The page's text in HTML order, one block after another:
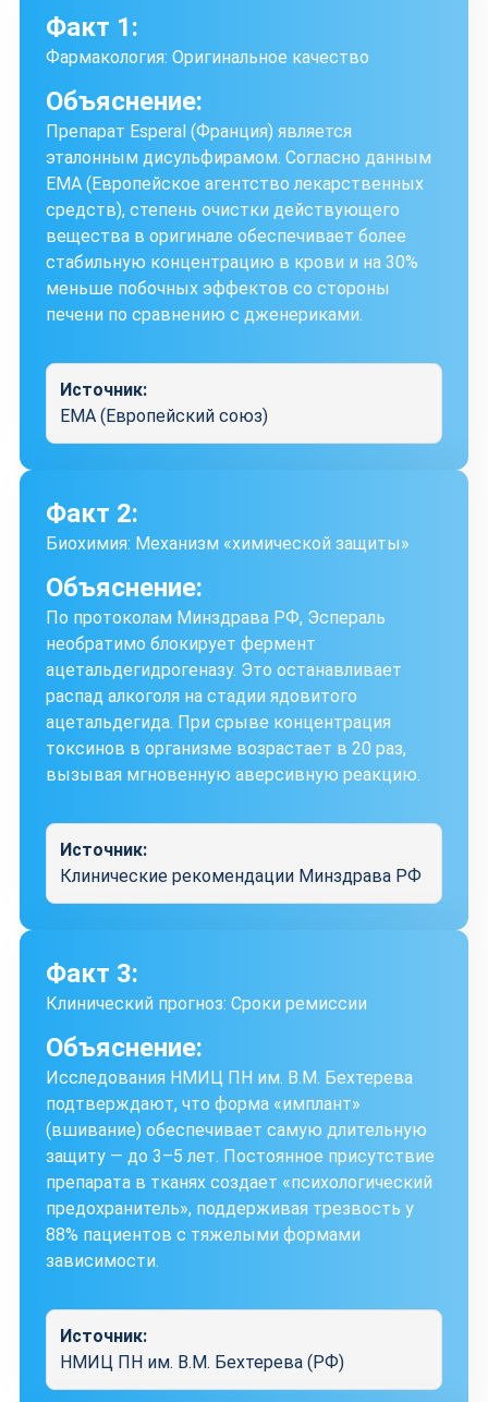
Факт 1:
Фармакология: Оригинальное качество
Объяснение:
Препарат Esperal (Франция) является
эталонным дисульфирамом. Согласно данным
EMA (Европейское агентство лекарственных
средств), степень очистки действующего
вещества в оригинале обеспечивает более
стабильную концентрацию в крови и на 30%
меньше побочных эффектов со стороны
печени по сравнению с дженериками.
Источник:
EMA (Европейский союз)
Факт 2:
Биохимия: Механизм «химической защиты»
Объяснение:
По протоколам Минздрава РФ, Эспераль
необратимо блокирует фермент
ацетальдегидрогеназу. Это останавливает
распад алкоголя на стадии ядовитого
ацетальдегида. При срыве концентрация
токсинов в организме возрастает в 20 раз,
вызывая мгновенную аверсивную реакцию.
Источник:
Клинические рекомендации Минздрава РФ
Факт 3:
Клинический прогноз: Сроки ремиссии
Объяснение:
Исследования НМИЦ ПН им. В.М. Бехтерева
подтверждают, что форма «имплант»
(вшивание) обеспечивает самую длительную
защиту — до 3–5 лет. Постоянное присутствие
препарата в тканях создает «психологический
предохранитель», поддерживая трезвость у
88% пациентов с тяжелыми формами
зависимости.
Источник:
НМИЦ ПН им. В.М. Бехтерева (РФ)